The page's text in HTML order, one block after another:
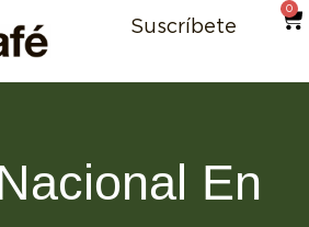
Suscríbete
0
En